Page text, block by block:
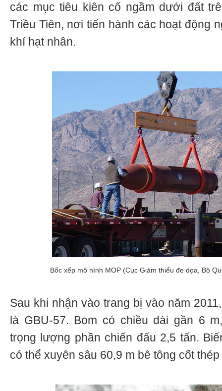
các mục tiêu kiên cố ngầm dưới đất
Triều Tiên, nơi tiến hành các hoạt động
khí hạt nhân.
Bốc xếp mô hình MOP (Cục Giảm thiểu đe dọa, Bộ
Sau khi nhận vào trang bị vào năm
là GBU-57. Bom có chiều dài gần 6
trọng lượng phần chiến đấu 2,5 tấn.
có thể xuyên sâu 60,9 m bê tông cốt